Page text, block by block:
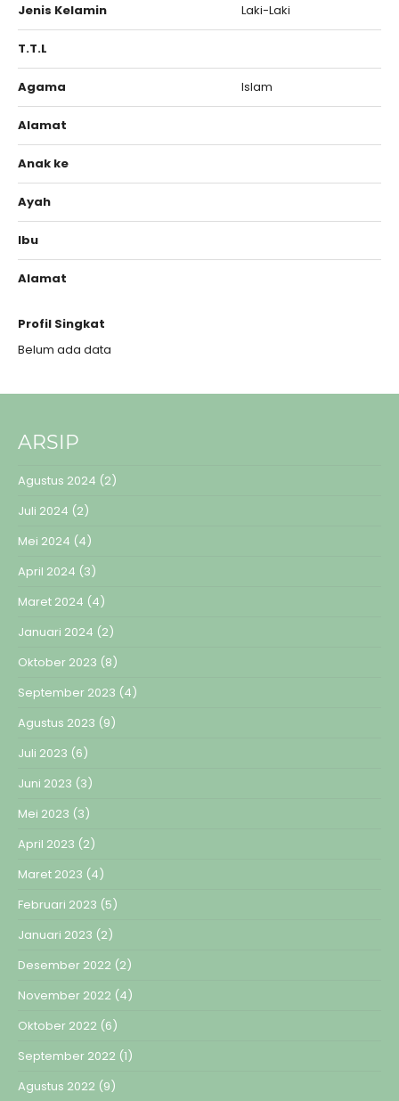
Jenis Kelamin Laki-Laki
T.T.L
Agama Islam
Alamat
Anak ke
Ayah
Ibu
Alamat
Profil Singkat
Belum ada data
ARSIP
Agustus 2024 (2)
Juli 2024 (2)
Mei 2024 (4)
April 2024 (3)
Maret 2024 (4)
Januari 2024 (2)
Oktober 2023 (8)
September 2023 (4)
Agustus 2023 (9)
Juli 2023 (6)
Juni 2023 (3)
Mei 2023 (3)
April 2023 (2)
Maret 2023 (4)
Februari 2023 (5)
Januari 2023 (2)
Desember 2022 (2)
November 2022 (4)
Oktober 2022 (6)
September 2022 (1)
Agustus 2022 (9)